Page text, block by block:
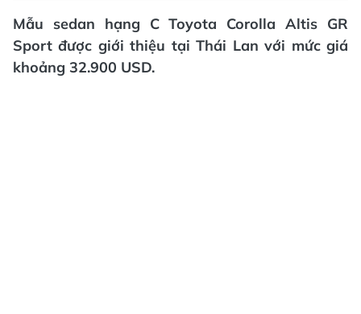
Mẫu sedan hạng C Toyota Corolla Altis GR
Sport được giới thiệu tại Thái Lan với mức giá
khoảng 32.900 USD.